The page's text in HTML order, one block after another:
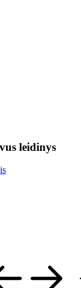
leidinys